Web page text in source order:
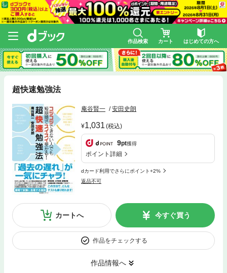
作品検索 カート はじめての方へ
超快速勉強法
庵谷賢一 安田史朗
1,031 (税込)
9pt獲得
ポイント詳細
dカード利用でさらにポイント+2%
返品不可
カートへ 今すぐ買う
作品をチェックする
作品情報へ